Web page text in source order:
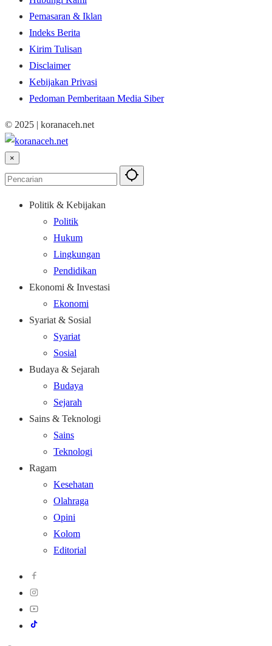
Pemasaran & Iklan
Indeks Berita
Kirim Tulisan
Disclaimer
Kebijakan Privasi
Pedoman Pemberitaan Media Siber
© 2025 | koranaceh.net
×
Politik & Kebijakan
Politik
Hukum
Lingkungan
Pendidikan
Ekonomi & Investasi
Ekonomi
Syariat & Sosial
Syariat
Sosial
Budaya & Sejarah
Budaya
Sejarah
Sains & Teknologi
Sains
Teknologi
Ragam
Kesehatan
Olahraga
Opini
Kolom
Editorial